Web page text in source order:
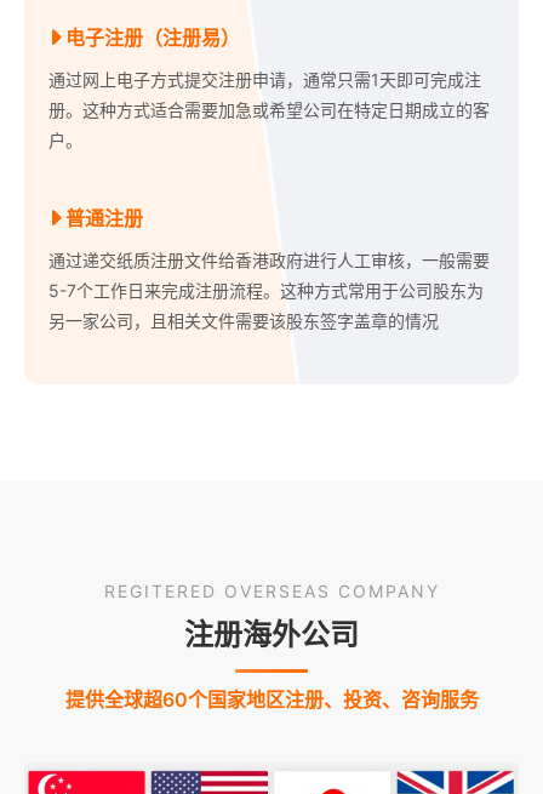
电子注册（注册易）
通过网上电子方式提交注册申请，通常只需1天即可完成注
册。这种方式适合需要加急或希望公司在特定日期成立的客
户。
普通注册
通过递交纸质注册文件给香港政府进行人工审核，一般需要
5-7个工作日来完成注册流程。这种方式常用于公司股东为
另一家公司，且相关文件需要该股东签字盖章的情况
REGITERED OVERSEAS COMPANY
注册海外公司
提供全球超60个国家地区注册、投资、咨询服务